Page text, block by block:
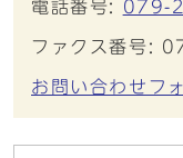
電話番号: 079-
ファクス番号:
お問い合わせフ